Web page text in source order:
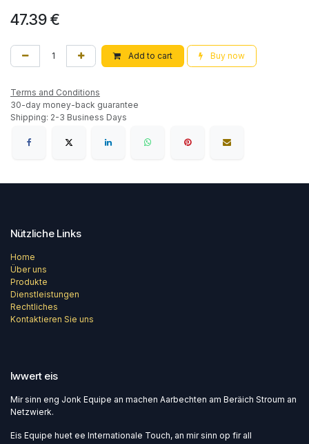
47.39€
Add to cart Buy now
Terms and Conditions
30-day money-back guarantee
Shipping: 2-3 Business Days
Nützliche Links
Home
Über uns
Produkte
Dienstleistungen
Rechtliches
Kontaktieren Sie uns
Iwwert eis
Mir sinn eng Jonk Equipe an machen Aarbechten am Beräich Stroum an
Netzwierk.
Eis Equipe huet ee Internationale Touch, an mir sinn op fir all